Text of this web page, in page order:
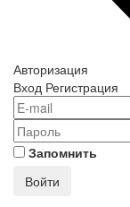
Авторизация
Вход Регистрация
Запомнить
Войти